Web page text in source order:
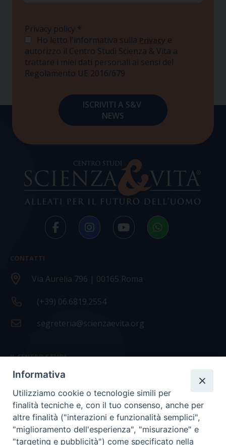
Privacy policy *
Ho letto l'informativa sulla Privacy e
autorizzo il Centro Studi Scienza & Vita a
trattare i miei dati personali ai sensi del
Regolamento UE 2016/679
CONTATTI
Via Aurelia 796 | 00165 Roma
(+39) 06.6819.2554
segreteria@scienzaevita.org
IL CENTRO STUDI
La nostra storia
Statuto
Presidenza e ufficio presidenza
Consiglio scientifico
Informativa
Utilizziamo cookie o tecnologie simili per
finalità tecniche e, con il tuo consenso, anche per
altre finalità ("interazioni e funzionalità semplici",
"miglioramento dell'esperienza", "misurazione" e
"targeting e pubblicità") come specificato nella